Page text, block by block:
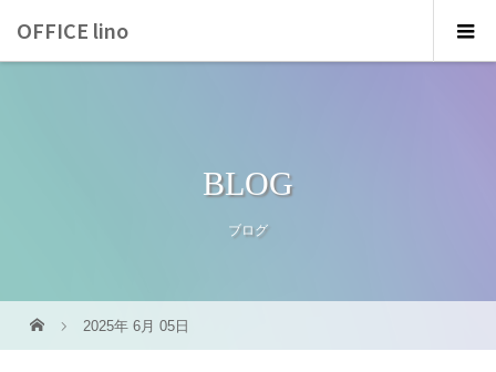
OFFICE lino
BLOG
ブログ
2025年 6月 05日